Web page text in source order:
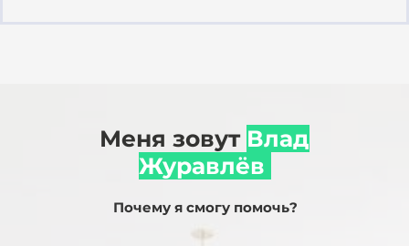
Меня зовут Влад
Журавлёв
Почему я смогу помочь?